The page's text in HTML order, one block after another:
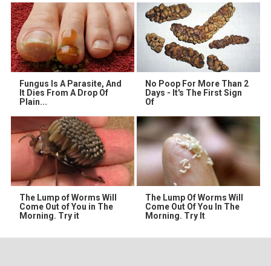
Fungus Is A Parasite, And
It Dies From A Drop Of
Plain...
No Poop For More Than 2
Days - It's The First Sign
Of
The Lump of Worms Will
Come Out of You in The
Morning. Try it
The Lump Of Worms Will
Come Out Of You In The
Morning. Try It